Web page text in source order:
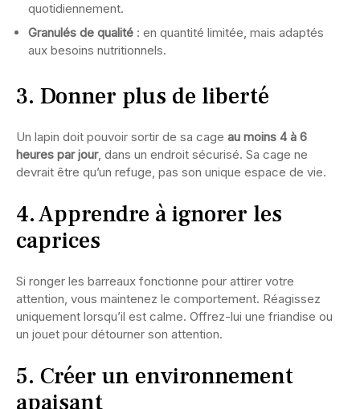
quotidiennement.
Granulés de qualité : en quantité limitée, mais adaptés
aux besoins nutritionnels.
3. Donner plus de liberté
Un lapin doit pouvoir sortir de sa cage au moins 4 à 6
heures par jour, dans un endroit sécurisé. Sa cage ne
devrait être qu’un refuge, pas son unique espace de vie.
4. Apprendre à ignorer les
caprices
Si ronger les barreaux fonctionne pour attirer votre
attention, vous maintenez le comportement. Réagissez
uniquement lorsqu’il est calme. Offrez-lui une friandise ou
un jouet pour détourner son attention.
5. Créer un environnement
apaisant